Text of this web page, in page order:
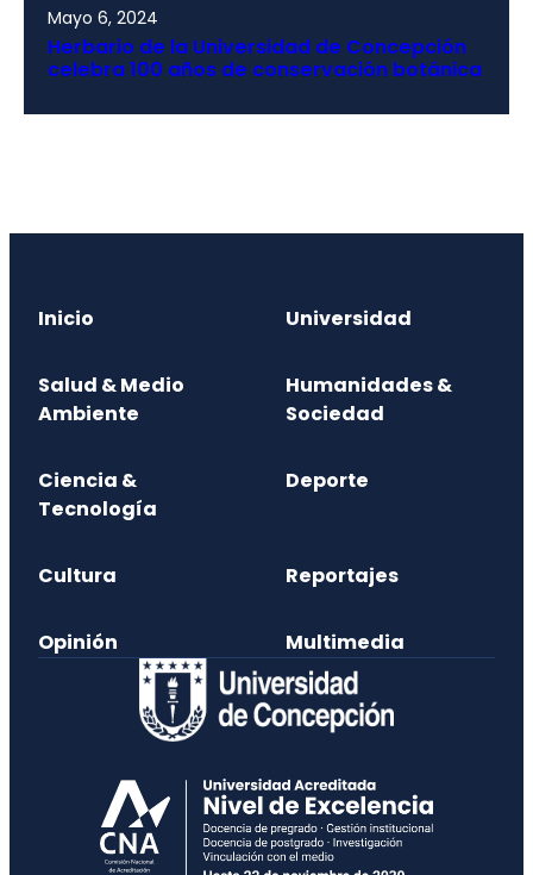
Mayo 6, 2024
Herbario de la Universidad de Concepción
celebra 100 años de conservación botánica
Inicio Universidad
Salud & Medio
Ambiente
Humanidades &
Sociedad
Ciencia &
Tecnología
Deporte
Cultura Reportajes
Opinión Multimedia